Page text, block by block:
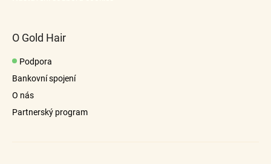
O Gold Hair
Podpora
Bankovní spojení
O nás
Partnerský program